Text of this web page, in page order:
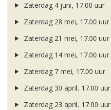
Zaterdag 4 juni, 17.00 uur
Zaterdag 28 mei, 17.00 uur
Zaterdag 21 mei, 17.00 uur
Zaterdag 14 mei, 17.00 uur
Zaterdag 7 mei, 17.00 uur
Zaterdag 30 april, 17.00 uur
Zaterdag 23 april, 17.00 uur